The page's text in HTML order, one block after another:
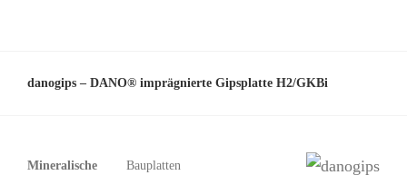
danogips – DANO® imprägnierte Gipsplatte H2/GKBi
Mineralische
Bauplatten